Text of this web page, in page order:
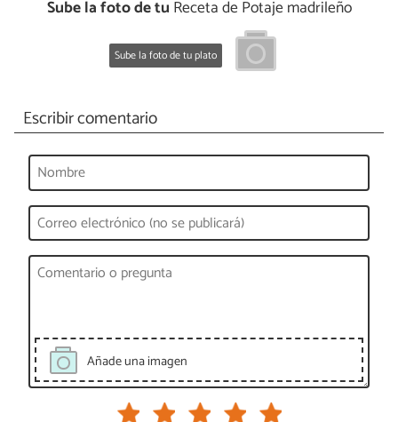
Sube la foto de tu Receta de Potaje madrileño
Sube la foto de tu plato
Escribir comentario
Añade una imagen